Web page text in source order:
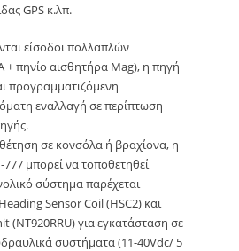
GPS κ.λπ.
είσοδοι πολλαπλών
+ πηνίο αισθητήρα Mag), η πηγή
προγραμματιζόμενη
εναλλαγή σε περίπτωση
σε κονσόλα ή βραχίονα, η
μπορεί να τοποθετηθεί
σύστημα παρέχεται
Sensor Coil (HSC2) και
(NT920RRU) για εγκατάσταση σε
συστήματα (11-40Vdc/ 5